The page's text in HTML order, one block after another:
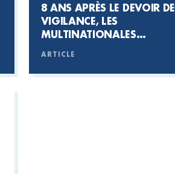
8 ANS APRÈS LE DEVOIR DE
VIGILANCE, LES
MULTINATIONALES
ARTICLE